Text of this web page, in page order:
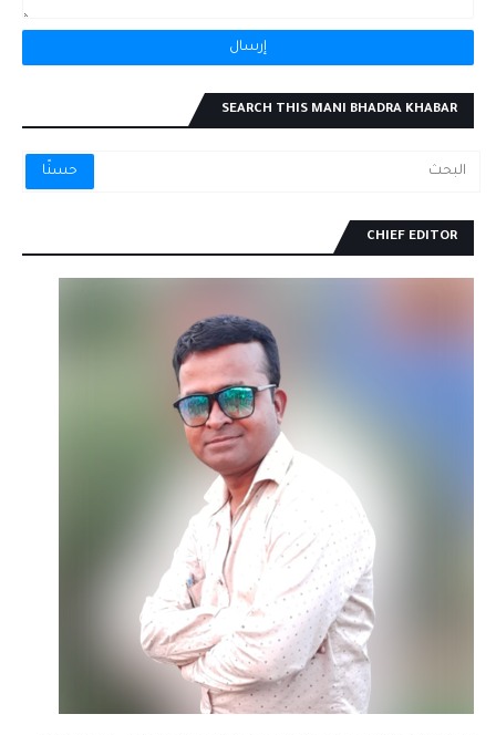
SEARCH THIS MANI BHADRA KHABAR
CHIEF EDITOR